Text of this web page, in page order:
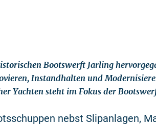
Bootswerft Jarling
Instandhalten und
Yachten steht im Fokus der
nebst Slipanlagen,